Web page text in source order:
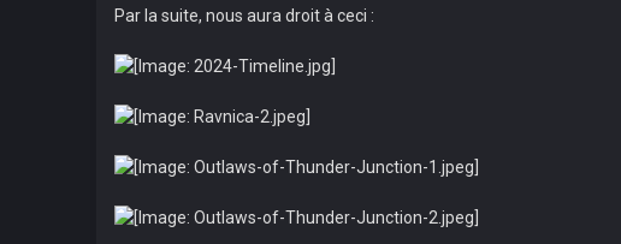
Par la suite, nous aura droit à ceci :